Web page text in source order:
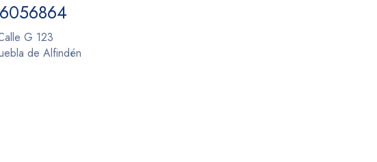
G 123
de Alfindén